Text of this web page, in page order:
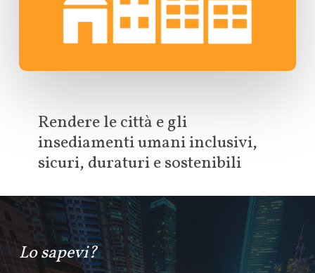
Rendere le città e gli
insediamenti umani inclusivi,
sicuri, duraturi e sostenibili
Lo sapevi?